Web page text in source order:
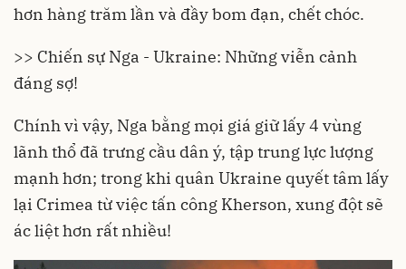
hơn hàng trăm lần và đầy bom đạn, chết chóc.
>> Chiến sự Nga - Ukraine: Những viễn cảnh
đáng sợ!
Chính vì vậy, Nga bằng mọi giá giữ lấy 4 vùng
lãnh thổ đã trưng cầu dân ý, tập trung lực lượng
mạnh hơn; trong khi quân Ukraine quyết tâm lấy
lại Crimea từ việc tấn công Kherson, xung đột sẽ
ác liệt hơn rất nhiều!